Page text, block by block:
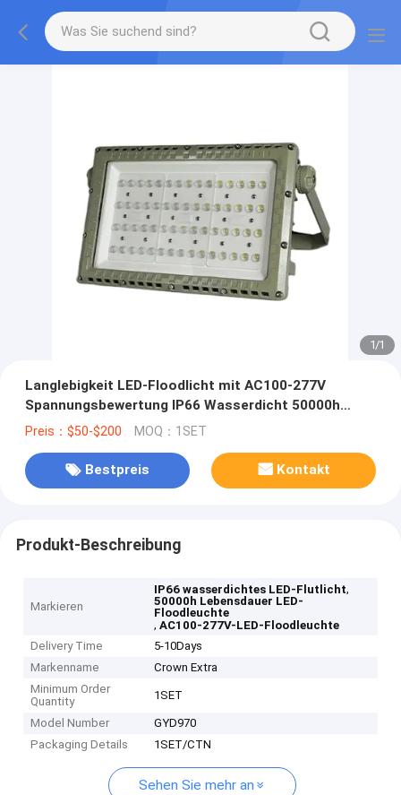
1/1
Langlebigkeit LED-Floodlicht mit AC100-277V
Spannungsbewertung IP66 Wasserdicht 50000h
Lebensdauer
Preis：$50-$200 MOQ：1SET
Bestpreis Kontakt
Produkt-Beschreibung
Markieren
IP66 wasserdichtes LED-Flutlicht,
50000h Lebensdauer LED-
Floodleuchte
,AC100-277V-LED-Floodleuchte
Delivery Time
5-10Days
Markenname
Crown Extra
Minimum Order
Quantity
1SET
Model Number
GYD970
Packaging Details
1SET/CTN
Sehen Sie mehr an